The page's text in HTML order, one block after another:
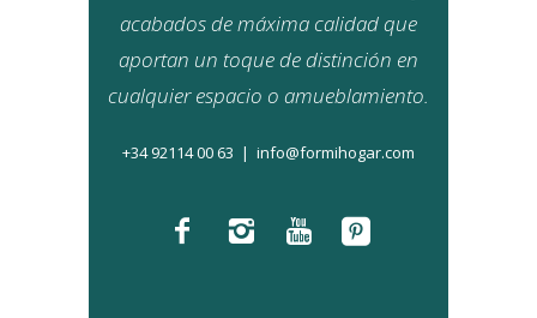
acabados de máxima calidad que
aportan un toque de distinción en
cualquier espacio o amueblamiento.
+34 92114 00 63 | info@formihogar.com